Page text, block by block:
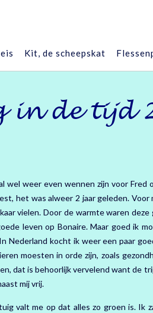
Kit, de scheepskat
in de tijd
weer even wennen zijn voor Fred
het was alweer 2 jaar geleden. Voor
vielen. Door de warmte waren
leven op Bonaire. Maar goed ik
Nederland kocht ik weer een paar
moesten in orde zijn, zoals
dat is behoorlijk vervelend want de
mij vrij.
valt me op dat alles zo groen is. Ik